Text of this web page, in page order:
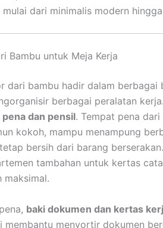
dari minimalis modern
Bambu untuk Meja Kerja
dari bambu hadir dalam berbagai
berbagai peralatan
dan pensil. Tempat pena
kokoh, mampu menampung
bersih dari barang
tambahan untuk kertas
maksimal.
baki dokumen dan kertas
membantu menyortir dokumen